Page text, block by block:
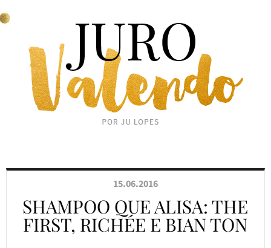
15.06.2016
SHAMPOO QUE ALISA: THE
FIRST, RICHÉE E BIAN TON